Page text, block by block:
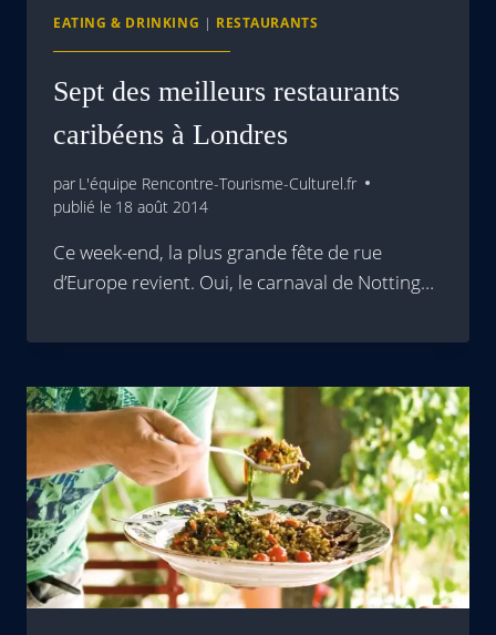
EATING & DRINKING | RESTAURANTS
Sept des meilleurs restaurants
caribéens à Londres
par L'équipe Rencontre-Tourisme-Culturel.fr
publié le 18 août 2014
Ce week-end, la plus grande fête de rue
d’Europe revient. Oui, le carnaval de Notting…